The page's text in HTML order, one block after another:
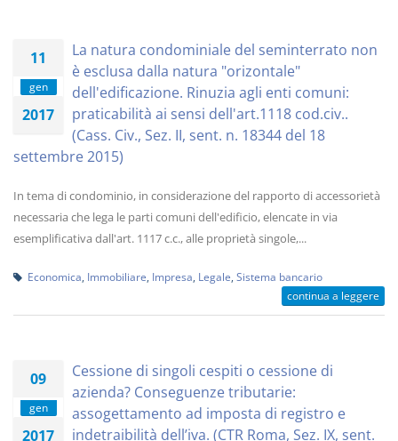
11
gen
2017
La natura condominiale del seminterrato non
è esclusa dalla natura "orizontale"
dell'edificazione. Rinuzia agli enti comuni:
praticabilità ai sensi dell'art.1118 cod.civ..
(Cass. Civ., Sez. II, sent. n. 18344 del 18
settembre 2015)
In tema di condominio, in considerazione del rapporto di accessorietà
necessaria che lega le parti comuni dell'edificio, elencate in via
esemplificativa dall'art. 1117 c.c., alle proprietà singole,...
Economica Immobiliare Impresa Legale Sistema bancario
continua a leggere
09
gen
2017
Cessione di singoli cespiti o cessione di
azienda? Conseguenze tributarie:
assogettamento ad imposta di registro e
indetraibilità dell’iva. (CTR Roma, Sez. IX, sent.